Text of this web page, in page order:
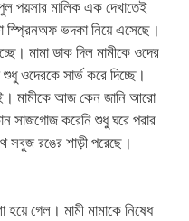
পয়সার মালিক এক দেখাতেই
স্প্রিনঅফ ভদকা নিয়ে এসেছে।
মামা ডাক দিল মামীকে ওদের
ওদেরকে সার্ভ করে দিচ্ছে।
মামীকে আজ কেন জানি আরো
সাজগোজ করেনি শুধু ঘরে পরার
সবুজ রঙের শাড়ী পরেছে।
গেল। মামী মামাকে নিষেধ